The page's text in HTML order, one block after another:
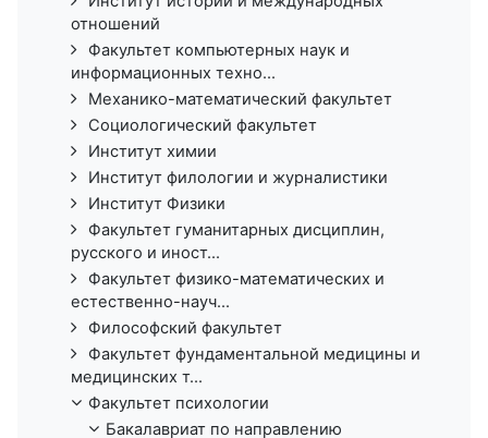
отношений
Факультет компьютерных наук и
информационных техно...
Механико-математический факультет
Социологический факультет
Институт химии
Институт филологии и журналистики
Институт Физики
Факультет гуманитарных дисциплин,
русского и иност...
Факультет физико-математических и
естественно-науч...
Философский факультет
Факультет фундаментальной медицины и
медицинских т...
Факультет психологии
Бакалавриат по направлению